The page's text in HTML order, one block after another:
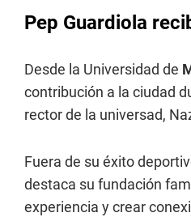
Pep Guardiola
Desde la Universidad de
contribución a la ciudad
rector de la universad,
Fuera de su éxito
destaca su fundación
experiencia y crear